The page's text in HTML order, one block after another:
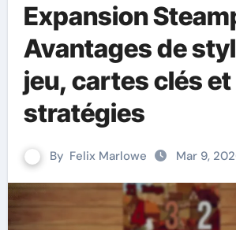
Expansion
Avantages de
jeu, cartes clés et
stratégies
By Felix Marlowe Mar 9,